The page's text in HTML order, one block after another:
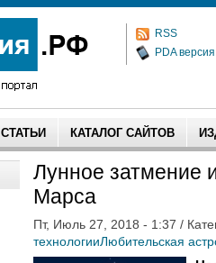
RSS
PDA версия
СТАТЬИ КАТАЛОГ САЙТОВ
Лунное затмение
Марса
Пт, Июль 27, 2018 - 1:37 /
технологииЛюбительская